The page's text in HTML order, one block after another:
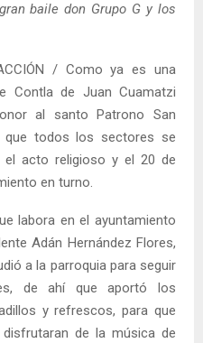
baile don Grupo G y los
/ Como ya es una
Contla de Juan Cuamatzi
al santo Patrono San
que todos los sectores se
el acto religioso y el 20 de
en turno.
labora en el ayuntamiento
Adán Hernández Flores,
a la parroquia para seguir
de ahí que aportó los
y refrescos, para que
de la música de